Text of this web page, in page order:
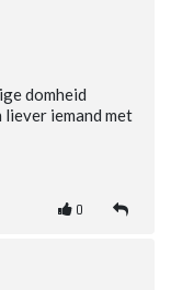
domheid
iemand met
0